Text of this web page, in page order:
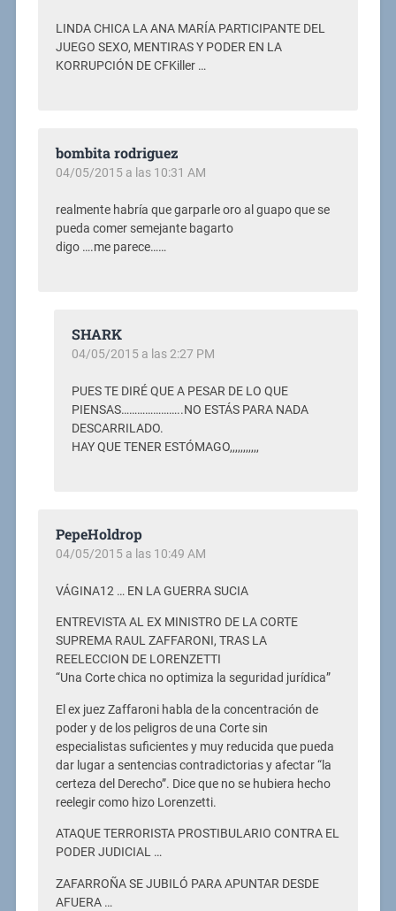
LINDA CHICA LA ANA MARÍA PARTICIPANTE DEL
JUEGO SEXO, MENTIRAS Y PODER EN LA
KORRUPCIÓN DE CFKiller …
bombita rodriguez
04/05/2015 a las 10:31 AM
realmente habría que garparle oro al guapo que se
pueda comer semejante bagarto
digo ….me parece……
SHARK
04/05/2015 a las 2:27 PM
PUES TE DIRÉ QUE A PESAR DE LO QUE
PIENSAS…………………..NO ESTÁS PARA NADA
DESCARRILADO.
HAY QUE TENER ESTÓMAGO,,,,,,,,,,,
PepeHoldrop
04/05/2015 a las 10:49 AM
VÁGINA12 … EN LA GUERRA SUCIA
ENTREVISTA AL EX MINISTRO DE LA CORTE
SUPREMA RAUL ZAFFARONI, TRAS LA
REELECCION DE LORENZETTI
“Una Corte chica no optimiza la seguridad jurídica”
El ex juez Zaffaroni habla de la concentración de
poder y de los peligros de una Corte sin
especialistas suficientes y muy reducida que pueda
dar lugar a sentencias contradictorias y afectar “la
certeza del Derecho”. Dice que no se hubiera hecho
reelegir como hizo Lorenzetti.
ATAQUE TERRORISTA PROSTIBULARIO CONTRA EL
PODER JUDICIAL …
ZAFARROÑA SE JUBILÓ PARA APUNTAR DESDE
AFUERA …